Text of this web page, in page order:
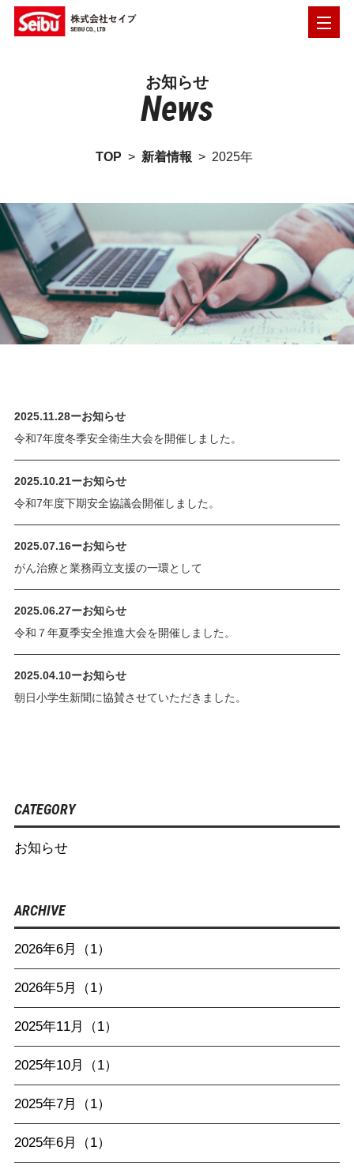
お知らせ
News
TOP > 新着情報 > 2025年
2025.11.28ーお知らせ
令和7年度冬季安全衛生大会を開催しました。
2025.10.21ーお知らせ
令和7年度下期安全協議会開催しました。
2025.07.16ーお知らせ
がん治療と業務両立支援の一環として
2025.06.27ーお知らせ
令和７年夏季安全推進大会を開催しました。
2025.04.10ーお知らせ
朝日小学生新聞に協賛させていただきました。
CATEGORY
お知らせ
ARCHIVE
2026年6月（1）
2026年5月（1）
2025年11月（1）
2025年10月（1）
2025年7月（1）
2025年6月（1）